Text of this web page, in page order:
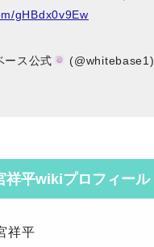
gHBdx0v9Ew
ス公式 (@whitebase1)
祥平wikiプロフィール
祥平